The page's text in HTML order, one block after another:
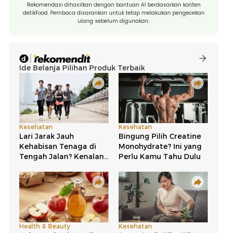
Rekomendasi dihasilkan dengan bantuan AI berdasarkan konten
detikFood. Pembaca disarankan untuk tetap melakukan pengecekan
ulang sebelum digunakan.